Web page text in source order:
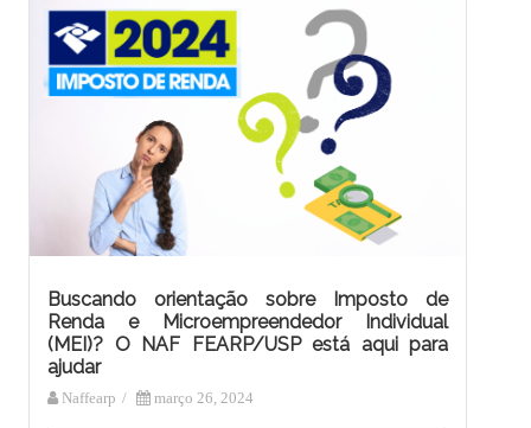
05/04/2024), a matéria intitulada “HORA DE
DECLARAR” destacou o papel do NAF
FEARP/USP. O Prof.…
Buscando orientação sobre Imposto de
Renda e Microempreendedor Individual
(MEI)? O NAF FEARP/USP está aqui para
ajudar
Naffearp / março 26, 2024